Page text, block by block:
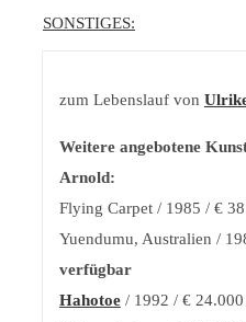
SONSTIGES:
zum Lebenslauf von
Weitere angebotene
Arnold:
Flying Carpet / 1985 / €
Yuendumu, Australien /
verfügbar
Hahotoe/ 1992 / € 24.000